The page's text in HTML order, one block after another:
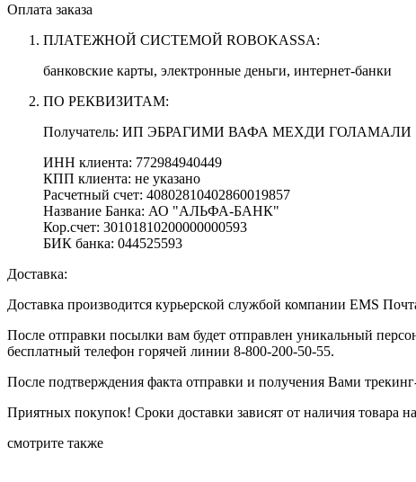
Оплата заказа
ПЛАТЕЖНОЙ СИСТЕМОЙ ROBOKASSA:
банковские карты, электронные деньги, интернет-банки
ПО РЕКВИЗИТАМ:
Получатель: ИП ЭБРАГИМИ ВАФА МЕХДИ ГОЛАМАЛИ
ИНН клиента: 772984940449
КПП клиента: не указано
Расчетный счет: 40802810402860019857
Название Банка: АО "АЛЬФА-БАНК"
Кор.счет: 30101810200000000593
БИК банка: 044525593
Доставка:
Доставка производится курьерской службой компании EMS
После отправки посылки вам будет отправлен уникальный
бесплатный телефон горячей линии 8-800-200-50-55.
После подтверждения факта отправки и получения Вами
Приятных покупок! Сроки доставки зависят от наличия товара
смотрите также